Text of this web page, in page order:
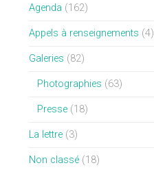
Agenda (162)
Appels à renseignements (4)
Galeries (82)
Photographies (63)
Presse(18)
La lettre(3)
Non classé(18)